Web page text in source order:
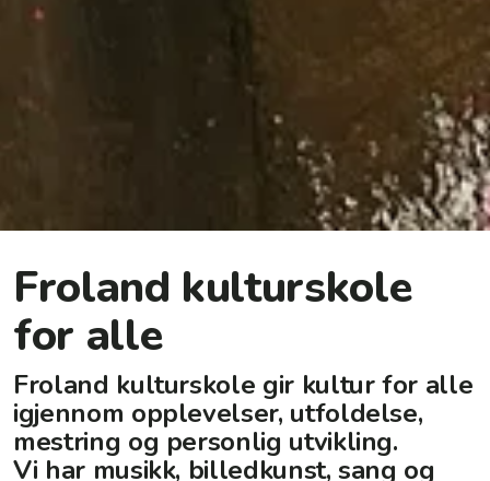
Froland kulturskole
for alle
Froland kulturskole gir kultur for alle
igjennom opplevelser, utfoldelse,
mestring og personlig utvikling.
Vi har musikk, billedkunst, sang og